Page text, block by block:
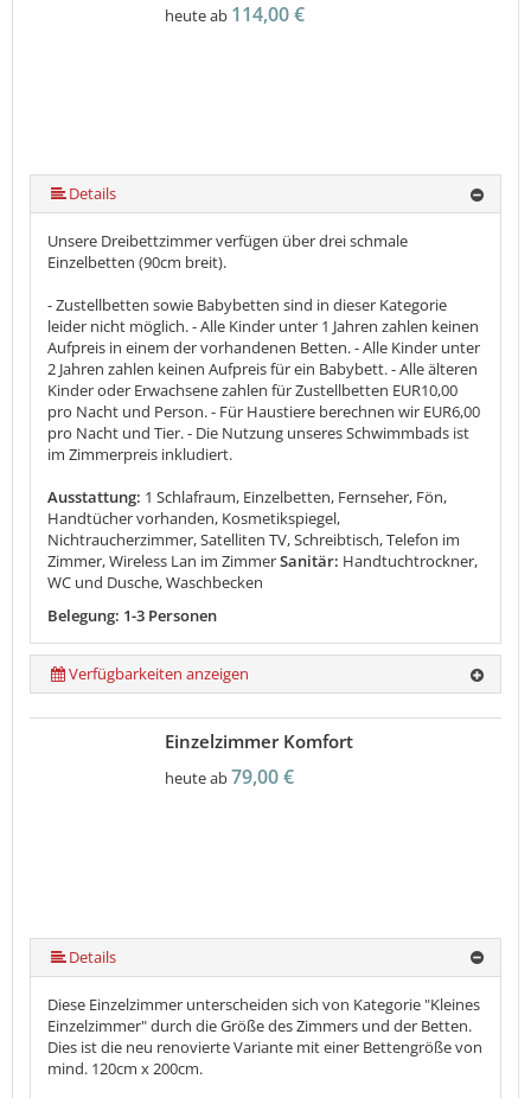
heute ab 114,00 €
Details
Unsere Dreibettzimmer verfügen über drei schmale
Einzelbetten (90cm breit).
- Zustellbetten sowie Babybetten sind in dieser Kategorie
leider nicht möglich. - Alle Kinder unter 1 Jahren zahlen keinen
Aufpreis in einem der vorhandenen Betten. - Alle Kinder unter
2 Jahren zahlen keinen Aufpreis für ein Babybett. - Alle älteren
Kinder oder Erwachsene zahlen für Zustellbetten EUR10,00
pro Nacht und Person. - Für Haustiere berechnen wir EUR6,00
pro Nacht und Tier. - Die Nutzung unseres Schwimmbads ist
im Zimmerpreis inkludiert.
Ausstattung: 1 Schlafraum, Einzelbetten, Fernseher, Fön,
Handtücher vorhanden, Kosmetikspiegel,
Nichtraucherzimmer, Satelliten TV, Schreibtisch, Telefon im
Zimmer, Wireless Lan im ZimmerSanitär: Handtuchtrockner,
WC und Dusche, Waschbecken
Belegung: 1-3 Personen
Verfügbarkeiten anzeigen
Einzelzimmer Komfort
heute ab79,00 €
Details
Diese Einzelzimmer unterscheiden sich von Kategorie "Kleines
Einzelzimmer" durch die Größe des Zimmers und der Betten.
Dies ist die neu renovierte Variante mit einer Bettengröße von
mind. 120cm x 200cm.